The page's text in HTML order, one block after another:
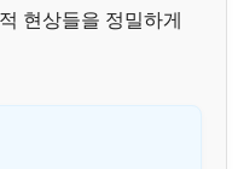
현상들을 정밀하게